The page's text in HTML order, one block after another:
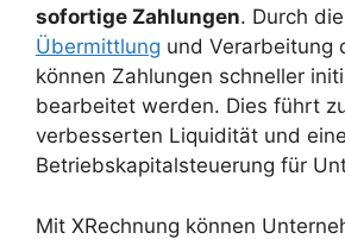
sofortige Zahlungen. Durch
Übermittlung und Verarbeitung
können Zahlungen schneller
bearbeitet werden. Dies führt
verbesserten Liquidität und
Betriebskapitalsteuerung für
Mit XRechnung können